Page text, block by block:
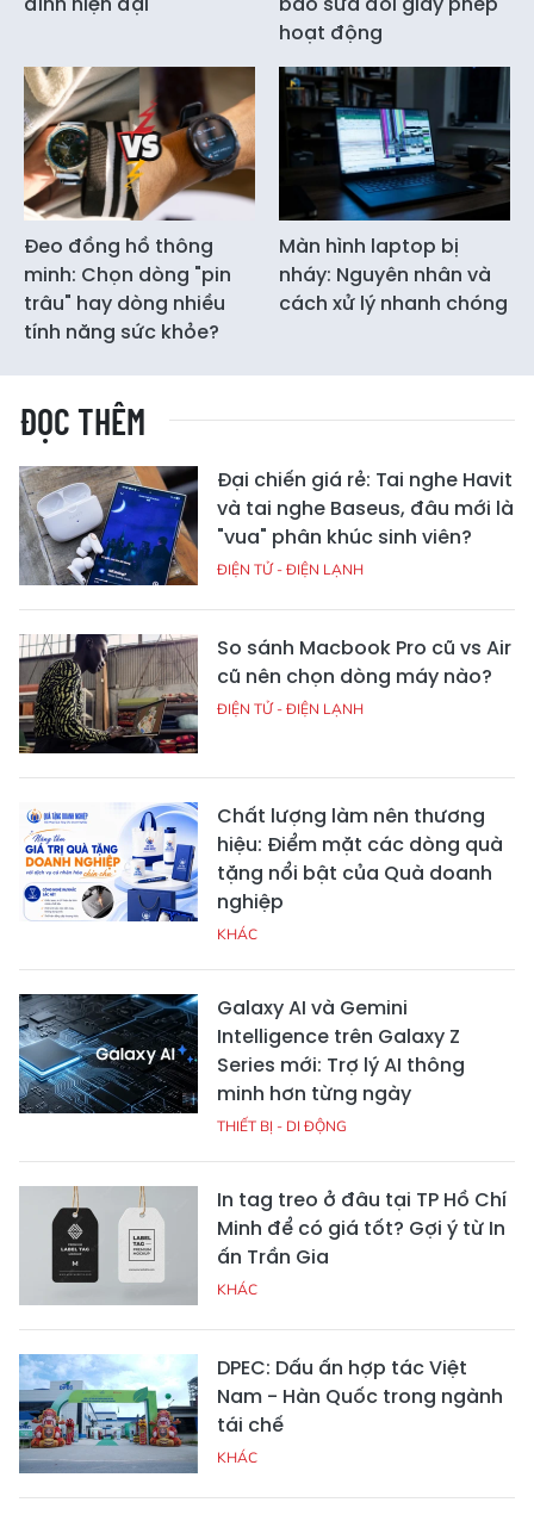
hoạt động
Đeo đồng hồ thông
minh: Chọn dòng "pin
trâu" hay dòng nhiều
tính năng sức khỏe?
Màn hình laptop bị
nháy: Nguyên nhân và
cách xử lý nhanh chóng
ĐỌC THÊM
Đại chiến giá rẻ: Tai nghe Havit
và tai nghe Baseus, đâu mới là
"vua" phân khúc sinh viên?
ĐIỆN TỬ - ĐIỆN LẠNH
So sánh Macbook Pro cũ vs Air
cũ nên chọn dòng máy nào?
ĐIỆN TỬ - ĐIỆN LẠNH
Chất lượng làm nên thương
hiệu: Điểm mặt các dòng quà
tặng nổi bật của Quà doanh
nghiệp
KHÁC
Galaxy AI và Gemini
Intelligence trên Galaxy Z
Series mới: Trợ lý AI thông
minh hơn từng ngày
THIẾT BỊ - DI ĐỘNG
In tag treo ở đâu tại TP Hồ Chí
Minh để có giá tốt? Gợi ý từ In
ấn Trần Gia
KHÁC
DPEC: Dấu ấn hợp tác Việt
Nam - Hàn Quốc trong ngành
tái chế
KHÁC